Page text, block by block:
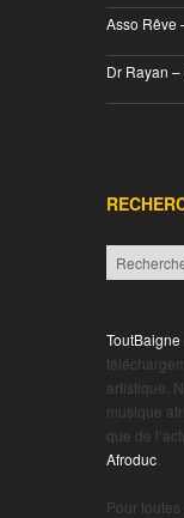
Asso Rêve
Dr Rayan –
ToutBaigne
artistique.
musique
que de
Afroduc
Pour